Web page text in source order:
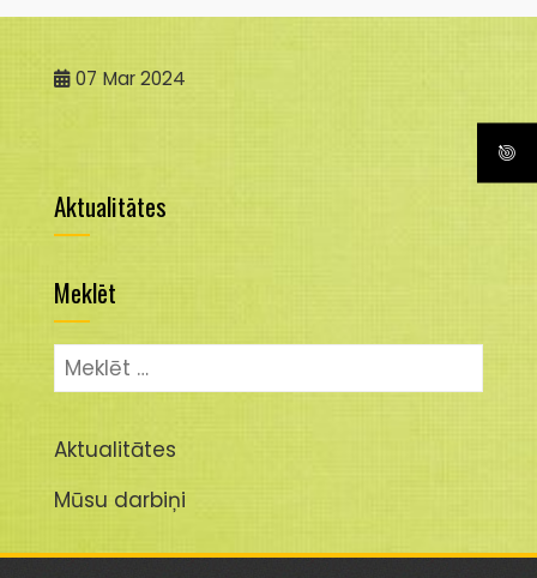
07 Mar 2024
Aktualitātes
Meklēt
Meklēt:
Aktualitātes
Mūsu darbiņi